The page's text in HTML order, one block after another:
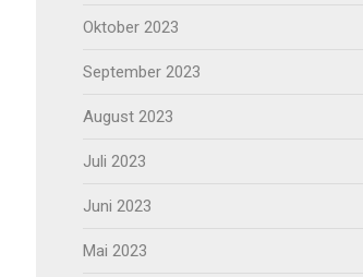
Oktober 2023
September 2023
August 2023
Juli 2023
Juni 2023
Mai 2023